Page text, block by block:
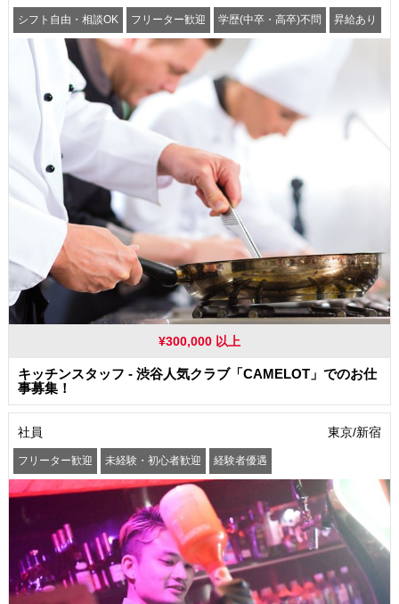
シフト自由・相談OK フリーター歓迎 学歴(中卒・高卒)不問 昇給あり
髪型・髪色自由 服装自由 交通費支給 社員登用あり
¥300,000 以上
キッチンスタッフ - 渋谷人気クラブ「CAMELOT」でのお仕
事募集！
社員 東京/新宿
フリーター歓迎 未経験・初心者歓迎 経験者優遇
学歴(中卒・高卒)不問 友達と一緒に応募OK 髪型・髪色自由 ピアスOK
ネイルOK 駅から徒歩5分以内 社会保険制度あり